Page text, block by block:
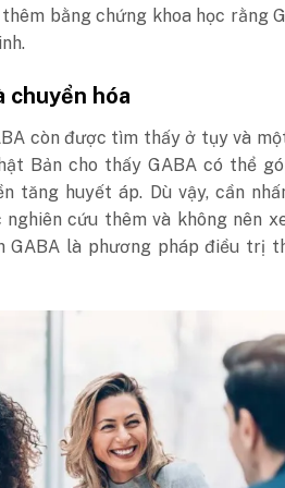
bằng chứng khoa học rằng
chuyển hóa
còn được tìm thấy ở tụy và
Bản cho thấy GABA có thể
tăng huyết áp. Dù vậy, cần
cứu thêm và không nên
GABA là phương pháp điều trị